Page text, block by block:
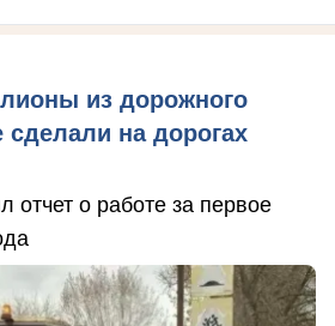
из дорожного
на дорогах
отчет о работе за первое